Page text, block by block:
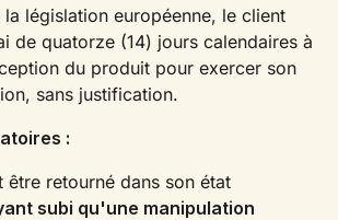
législation européenne, le client
de quatorze (14) jours calendaires à
du produit pour exercer son
sans justification.
:
être retourné dans son état
subi qu'une manipulation